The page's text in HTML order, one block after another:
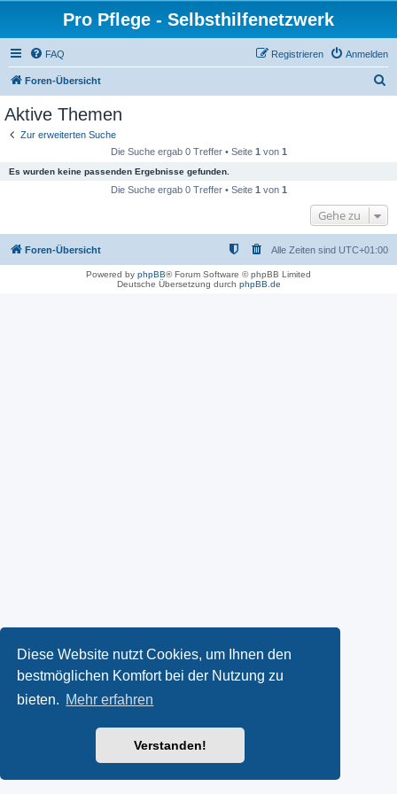
Diese Website nutzt Cookies, um Ihnen den
bestmöglichen Komfort bei der Nutzung zu
bieten. Mehr erfahren
Verstanden!
Pro Pflege - Selbsthilfenetzwerk
FAQ Anmelden
Registrieren
Foren-Übersicht
Aktive Themen
Zur erweiterten Suche
Die Suche ergab 0 Treffer • Seite 1 von 1
Es wurden keine passenden Ergebnisse gefunden.
Die Suche ergab 0 Treffer • Seite 1 von 1
Gehe zu
Foren-Übersicht Alle Zeiten sind UTC+01:00
Powered by phpBB® Forum Software © phpBB Limited
Deutsche Übersetzung durch phpBB.de